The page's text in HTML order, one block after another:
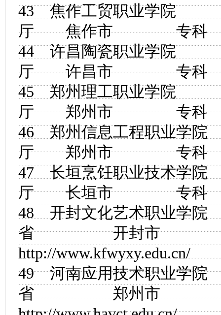
43焦作工贸职业学院
厅 焦作市
44许昌陶瓷职业学院
厅 许昌市
45 郑州理工职业学院
厅 郑州市
46 郑州信息工程职业学院
厅 郑州市
47 长垣烹饪职业技术学院
厅 长垣市
48 开封文化艺术职业学院
省 开封市
http://www.kfwyxy.edu.cn/
49河南应用技术职业学院
省 郑州市